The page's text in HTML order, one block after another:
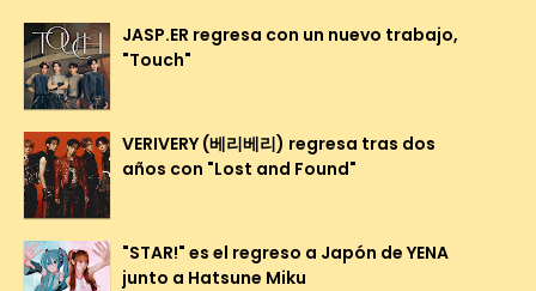
JASP.ER regresa con un nuevo trabajo,
"Touch"
VERIVERY (베리베리) regresa tras dos
años con "Lost and Found"
"STAR!" es el regreso a Japón de YENA
junto a Hatsune Miku